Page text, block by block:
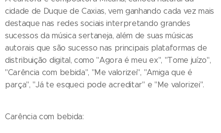
cidade de Duque de Caxias, vem ganhando cada vez mais
destaque nas redes sociais interpretando grandes
sucessos da música sertaneja, além de suas músicas
autorais que são sucesso nas principais plataformas de
distribuição digital, como "Agora é meu ex", "Tome juízo",
"Carência com bebida", "Me valorizei", "Amiga que é
parça", "Já te esqueci pode acreditar" e "Me valorizei".
Carência com bebida: